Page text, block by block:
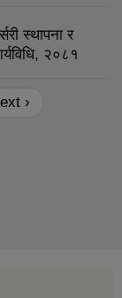
स्थापना र
२०८१
›